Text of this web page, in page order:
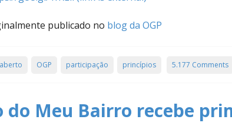
publicado no blog da OGP
OGP participação princípios 5.177 Comments
do Meu Bairro recebe